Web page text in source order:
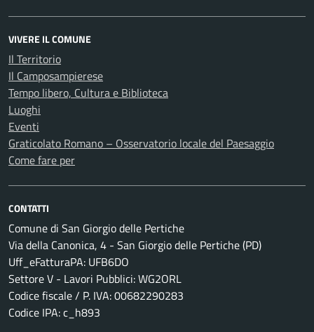
VIVERE IL COMUNE
Il Territorio
Il Camposampierese
Tempo libero, Cultura e Biblioteca
Luoghi
Eventi
Graticolato Romano – Osservatorio locale del Paesaggio
Come fare per
CONTATTI
Comune di San Giorgio delle Pertiche
Via della Canonica, 4 - San Giorgio delle Pertiche (PD)
Uff_eFatturaPA: UFB6DO
Settore V - Lavori Pubblici: WG2ORL
Codice fiscale / P. IVA: 00682290283
Codice IPA: c_h893